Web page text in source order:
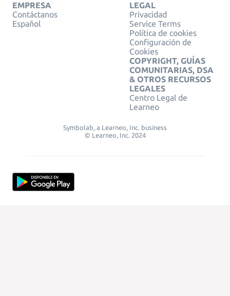
EMPRESA
Contáctanos
Español
LEGAL
Privacidad
Service Terms
Política de cookies
Configuración de
Cookies
COPYRIGHT, GUÍAS
COMUNITARIAS, DSA
& OTROS RECURSOS
LEGALES
Centro Legal de
Learneo
Symbolab, a Learneo, Inc. business
© Learneo, Inc. 2024